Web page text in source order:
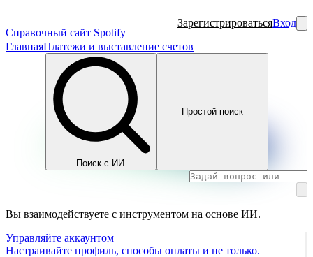
Справочный сайт Spotify
ЗарегистрироватьсяВход
ГлавнаяПлатежи и выставление счетов
Поиск с ИИ
Простой поиск
Вы взаимодействуете с инструментом на основе ИИ.
Управляйте аккаунтом
Настраивайте профиль, способы оплаты и не только.